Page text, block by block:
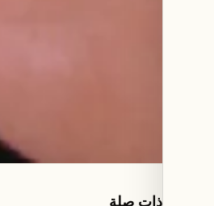
مقالات ذات صلة